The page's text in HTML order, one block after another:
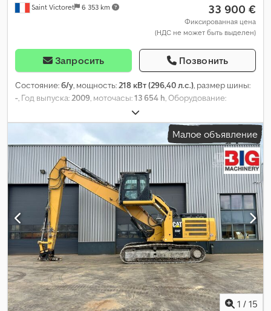
Saint Victoret 6 353 km 33 900 €
Фиксированная цена
(НДС не может быть выделен)
Запросить Позвонить
Состояние:б/у, мощность: 218 кВт (296,40 л.с.), размер шины:
- , Год выпуска: 2009 , моточасы:13 654 h , Оборудование:
Малое объявление
1 / 15